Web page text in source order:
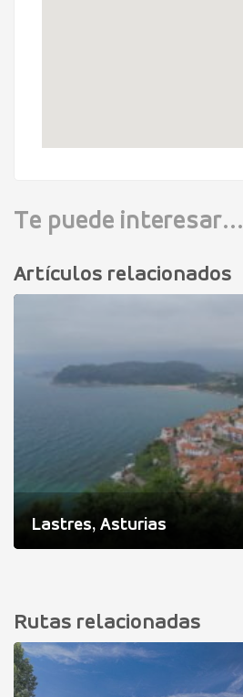
Te puede interesar...
Artículos relacionados
Lastres, Asturias
Rutas relacionadas